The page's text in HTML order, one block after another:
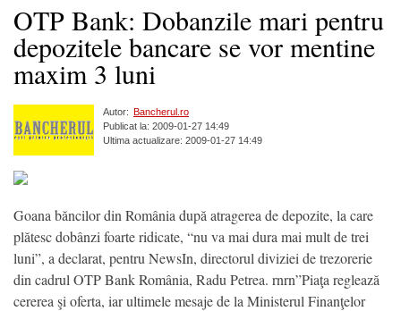
OTP Bank: Dobanzile mari pentru
depozitele bancare se vor mentine
maxim 3 luni
Autor: Bancherul.ro
Publicat la: 2009-01-27 14:49
Ultima actualizare: 2009-01-27 14:49
Goana băncilor din România după atragerea de depozite, la care
plătesc dobânzi foarte ridicate, “nu va mai dura mai mult de trei
luni”, a declarat, pentru NewsIn, directorul diviziei de trezorerie
din cadrul OTP Bank România, Radu Petrea. rnrn”Piaţa reglează
cererea şi oferta, iar ultimele mesaje de la Ministerul Finanţelor